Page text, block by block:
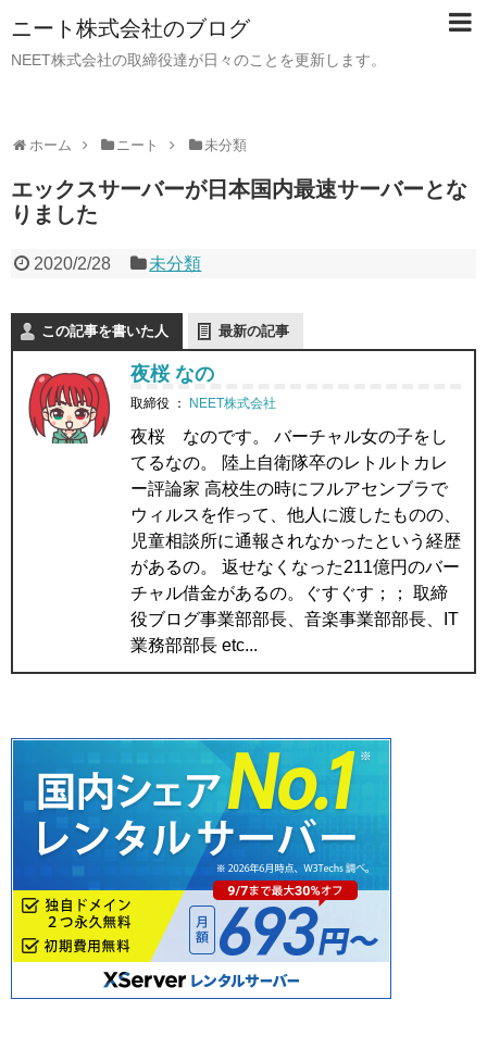
ニート株式会社のブログ
NEET株式会社の取締役達が日々のことを更新します。
ホーム ニート 未分類
エックスサーバーが日本国内最速サーバーとな
りました
2020/2/28 未分類
この記事を書いた人 最新の記事
夜桜 なの
取締役 ： NEET株式会社
夜桜 なのです。 バーチャル女の子をし
てるなの。 陸上自衛隊卒のレトルトカレ
ー評論家 高校生の時にフルアセンブラで
ウィルスを作って、他人に渡したものの、
児童相談所に通報されなかったという経歴
があるの。 返せなくなった211億円のバー
チャル借金があるの。ぐすぐす；； 取締
役ブログ事業部部長、音楽事業部部長、IT
業務部部長 etc...